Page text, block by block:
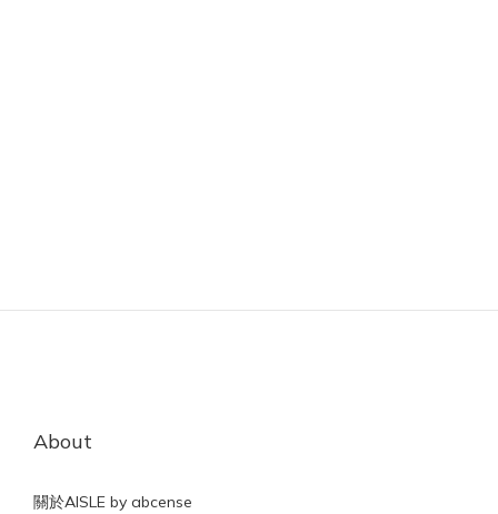
About
關於AISLE by abcense